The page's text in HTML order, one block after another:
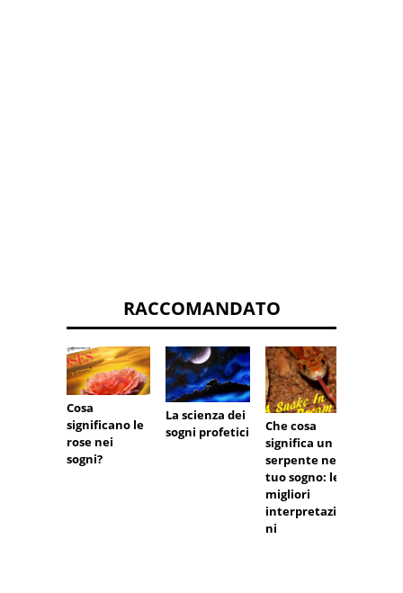
RACCOMANDATO
Cosa
significano le
rose nei
sogni?
La scienza dei
sogni profetici
Che cosa
significa un
serpente nel
tuo sogno: le 3
migliori
interpretazio
ni